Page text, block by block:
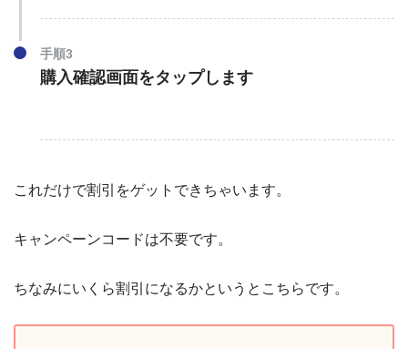
手順3
購入確認画面をタップします
これだけで割引をゲットできちゃいます。
キャンペーンコードは不要です。
ちなみにいくら割引になるかというとこちらです。